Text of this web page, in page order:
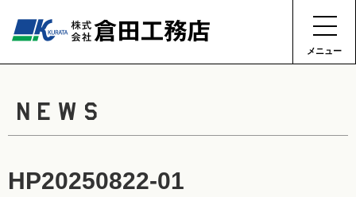
メニュー
NEWS
HP20250822-01